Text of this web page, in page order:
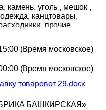
камень, уголь , мешок ,
канцтовары,
прочие
(Время московское)
(Время московское)
товаровот 29.docx
БАШКИРСКАЯ»